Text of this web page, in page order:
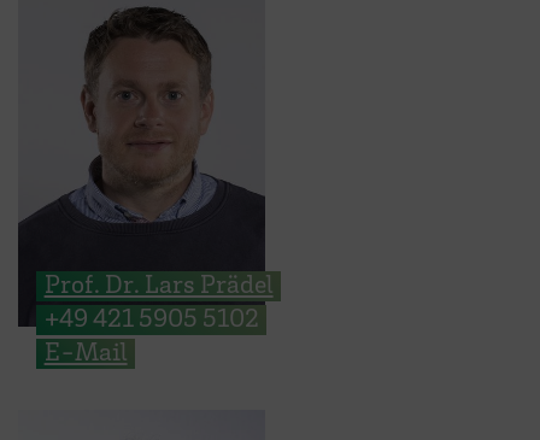
Prof. Dr. Lars Prädel
+49 421 5905 5102
E-Mail